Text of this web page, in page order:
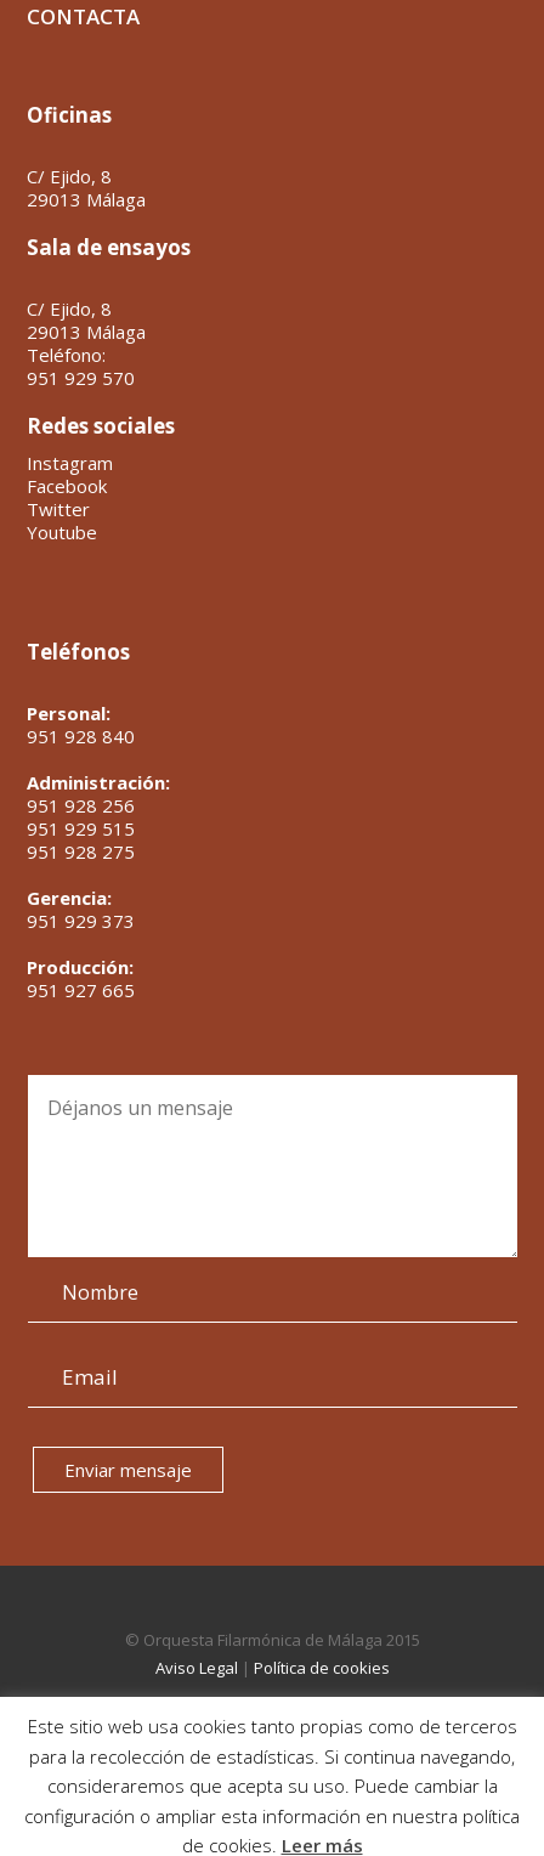
CONTACTA
Oficinas
C/ Ejido, 8
29013 Málaga
Sala de ensayos
C/ Ejido, 8
29013 Málaga
Teléfono:
951 929 570
Redes sociales
Instagram
Facebook
Twitter
Youtube
Teléfonos
Personal:
951 928 840
Administración:
951 928 256
951 929 515
951 928 275
Gerencia:
951 929 373
Producción:
951 927 665
Enviar mensaje
© Orquesta Filarmónica de Málaga 2015
Aviso Legal | Política de cookies
Este sitio web usa cookies tanto propias como de terceros
para la recolección de estadísticas. Si continua navegando,
consideraremos que acepta su uso. Puede cambiar la
configuración o ampliar esta información en nuestra política
de cookies. Leer más